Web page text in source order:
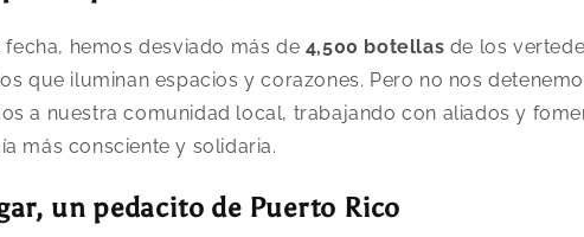
fecha, hemos desviado más de 4,500 botellas de los
que iluminan espacios y corazones. Pero no nos
a nuestra comunidad local, trabajando con aliados y
más consciente y solidaria.
un pedacito de Puerto Rico